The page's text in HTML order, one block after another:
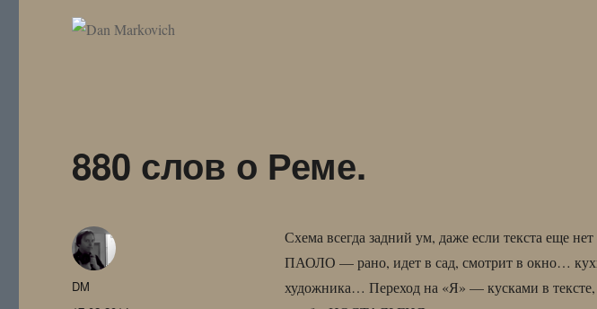
880 слов о Реме.
Схема всегда задний ум, даже если текста еще
ПАОЛО — рано, идет в сад, смотрит в окно…
художника… Переход на «Я» — кусками в тексте,
Автор
DM